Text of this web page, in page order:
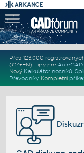
Přes 123.000
(CZ+EN). Tipy pro AutoCAD
Nový Kalkulátor nosníků,
Převodníky. Kompletní